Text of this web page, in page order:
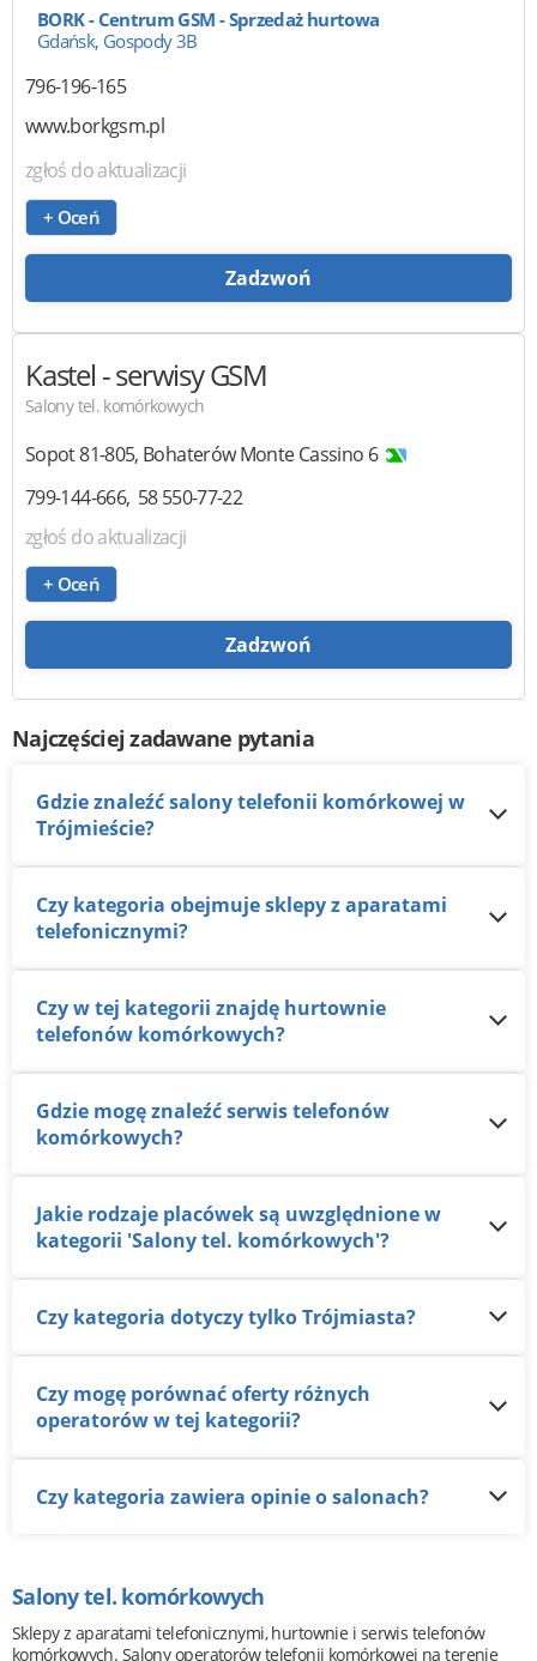
BORK - Centrum GSM - Sprzedaż hurtowa
Gdańsk, Gospody 3B
796-196-165
www.borkgsm.pl
zgłoś do aktualizacji
+ Oceń
Zadzwoń
Kastel - serwisy GSM
Salony tel. komórkowych
Sopot81-805, Bohaterów Monte Cassino 6
799-144-666 58 550-77-22
zgłoś do aktualizacji
+ Oceń
Zadzwoń
Najczęściej zadawane pytania
Gdzie znaleźć salony telefonii komórkowej w
Trójmieście?
Czy kategoria obejmuje sklepy z aparatami
telefonicznymi?
Czy w tej kategorii znajdę hurtownie
telefonów komórkowych?
Gdzie mogę znaleźć serwis telefonów
komórkowych?
Jakie rodzaje placówek są uwzględnione w
kategorii 'Salony tel. komórkowych'?
Czy kategoria dotyczy tylko Trójmiasta?
Czy mogę porównać oferty różnych
operatorów w tej kategorii?
Czy kategoria zawiera opinie o salonach?
Salony tel. komórkowych
Sklepy z aparatami telefonicznymi, hurtownie i serwis telefonów
komórkowych. Salony operatorów telefonii komórkowej na terenie